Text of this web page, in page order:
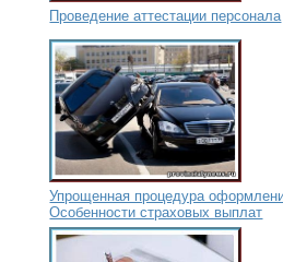
Проведение аттестации персонала
Упрощенная процедура
Особенности страховых выплат